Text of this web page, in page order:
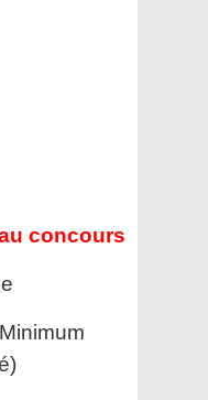
concours
Minimum